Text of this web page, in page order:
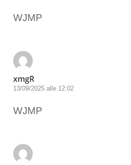
WJMP
xmgR
13/09/2025 alle 12:02
WJMP